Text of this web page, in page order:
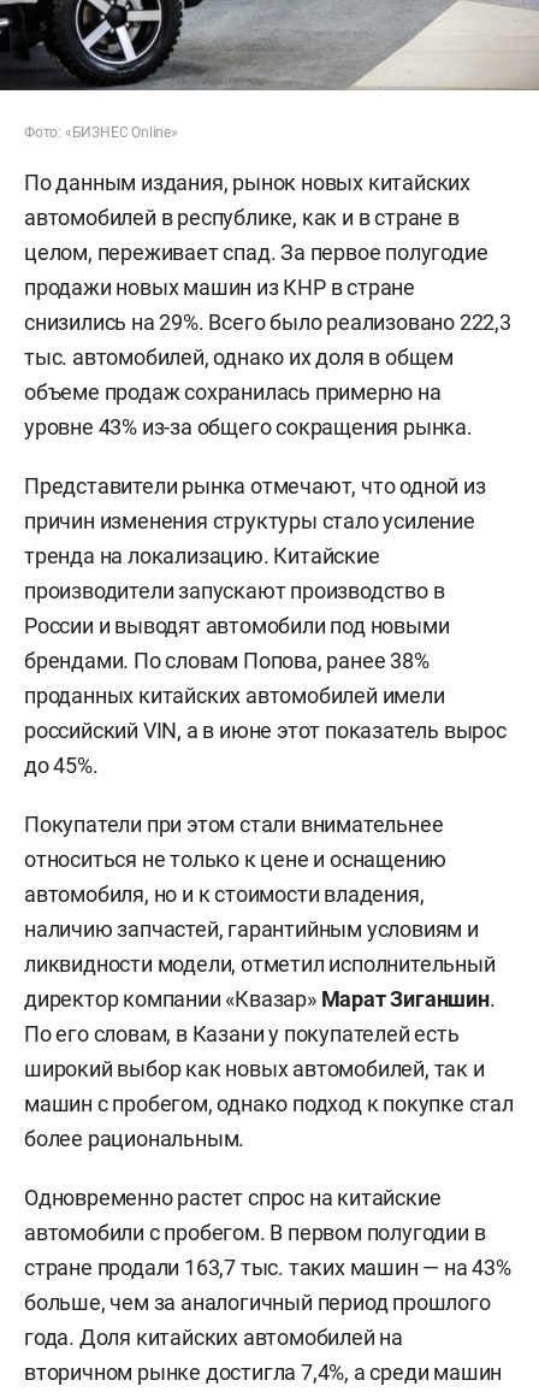
Фото: «БИЗНЕС Online»
По данным издания, рынок новых китайских
автомобилей в республике, как и в стране в
целом, переживает спад. За первое полугодие
продажи новых машин из КНР в стране
снизились на 29%. Всего было реализовано 222,3
тыс. автомобилей, однако их доля в общем
объеме продаж сохранилась примерно на
уровне 43% из-за общего сокращения рынка.
Представители рынка отмечают, что одной из
причин изменения структуры стало усиление
тренда на локализацию. Китайские
производители запускают производство в
России и выводят автомобили под новыми
брендами. По словам Попова, ранее 38%
проданных китайских автомобилей имели
российский VIN, а в июне этот показатель вырос
до 45%.
Покупатели при этом стали внимательнее
относиться не только к цене и оснащению
автомобиля, но и к стоимости владения,
наличию запчастей, гарантийным условиям и
ликвидности модели, отметил исполнительный
директор компании «Квазар» Марат Зиганшин.
По его словам, в Казани у покупателей есть
широкий выбор как новых автомобилей, так и
машин с пробегом, однако подход к покупке стал
более рациональным.
Одновременно растет спрос на китайские
автомобили с пробегом. В первом полугодии в
стране продали 163,7 тыс. таких машин — на 43%
больше, чем за аналогичный период прошлого
года. Доля китайских автомобилей на
вторичном рынке достигла 7,4%, а среди машин